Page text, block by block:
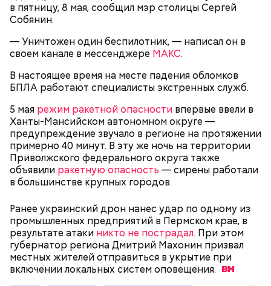
в пятницу, 8 мая, сообщил мэр столицы Сергей
Собянин.
— Уничтожен один беспилотник, — написал он в
своем канале в мессенджере МАКС.
В настоящее время на месте падения обломков
БПЛА работают специалисты экстренных служб.
5 мая режим ракетной опасности впервые ввели в
Ханты-Мансийском автономном округе —
предупреждение звучало в регионе на протяжении
примерно 40 минут. В эту же ночь на территории
Приволжского федерального округа также
объявили ракетную опасность — сирены работали
в большинстве крупных городов.
Ранее украинский дрон нанес удар по одному из
промышленных предприятий в Пермском крае, в
результате атаки никто не пострадал. При этом
губернатор региона Дмитрий Махонин призвал
местных жителей отправиться в укрытие при
включении локальных системоповещения.
Украинский дрон-камикадзеударил по
движущемуся гражданскому автомобилюв